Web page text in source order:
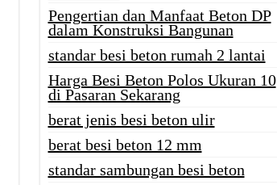
Pengertian dan Manfaat Beton DP
dalam Konstruksi Bangunan
standar besi beton rumah 2 lantai
Harga Besi Beton Polos Ukuran 10
di Pasaran Sekarang
berat jenis besi beton ulir
berat besi beton 12 mm
standar sambungan besi beton